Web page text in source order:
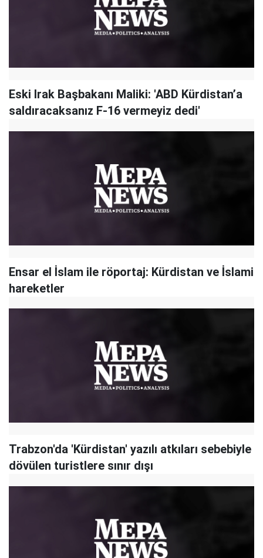
Eski Irak Başbakanı Maliki: 'ABD Kürdistan’a
saldıracaksanız F-16 vermeyiz dedi'
Ensar el İslam ile röportaj: Kürdistan ve İslami
hareketler
Trabzon'da 'Kürdistan' yazılı atkıları sebebiyle
dövülen turistlere sınır dışı